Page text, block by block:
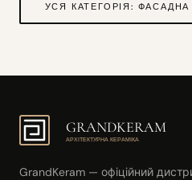
УСЯ КАТЕГОРІЯ:
GRANDKERAM
АРХІТЕКТУРНА КЕРАМІКА
GrandKeram — офіційний